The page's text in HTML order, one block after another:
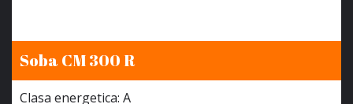
Soba CM 300 R
Clasa energetica: A